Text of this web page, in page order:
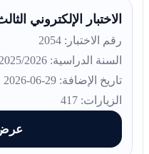
الاختبار الإلكتروني
رقم الاختبار: 2054
السنة الدراسية: 2025/2026
تاريخ الإضافة: 29-06-2026
الزيارات: 417
عرض